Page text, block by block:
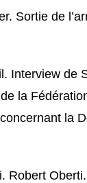
Sortie de
Interview de
la
la
Robert